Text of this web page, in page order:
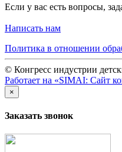
Если у вас есть вопросы,
Написать нам
Политика в отношении
© Конгресс индустрии
Работает на «SIMAI: Сайт
×
Заказать звонок